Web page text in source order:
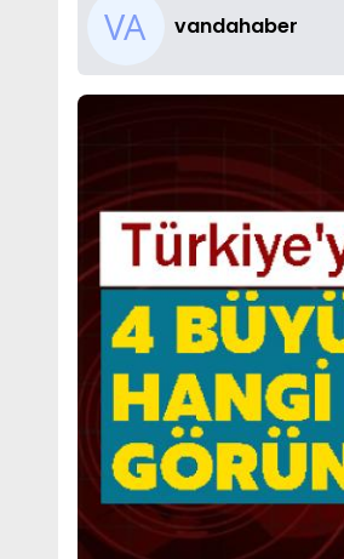
vandahaber